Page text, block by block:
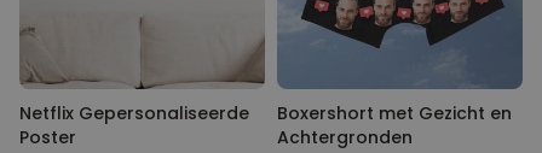
Netflix Gepersonaliseerde
Poster
Boxershort met Gezicht en
Achtergronden